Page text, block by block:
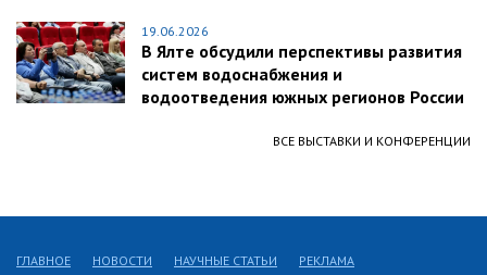
19.06.2026
В Ялте обсудили перспективы развития
систем водоснабжения и
водоотведения южных регионов России
ВСЕ ВЫСТАВКИ И КОНФЕРЕНЦИИ
ГЛАВНОЕ НОВОСТИ НАУЧНЫЕ СТАТЬИ РЕКЛАМА